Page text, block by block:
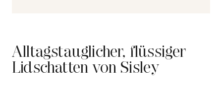
Alltagstauglicher, flüssiger
Lidschatten von Sisley